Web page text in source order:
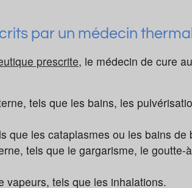
par un médecin
prescrite, le médecin de cure
tels que les bains, les
que les cataplasmes ou les bains de
tels que le gargarisme, le
vapeurs, tels que les inhalations.